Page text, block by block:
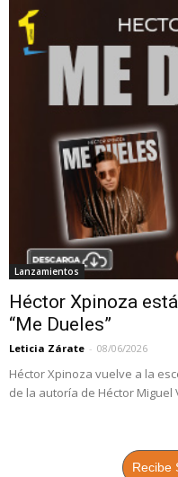
Lanzamientos
Héctor Xpinoza
“Me Dueles”
Leticia Zárate - 08/06/2026
Héctor Xpinoza vuelve a la
de la autoría de Héctor Miguel
Recibe